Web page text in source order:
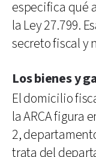
especifica qué
la Ley 27.799.
secreto fiscal y
Los bienes y
El domicilio
la ARCA figura
2,
trata del